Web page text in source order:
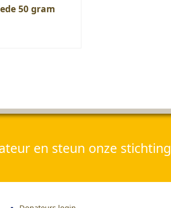
50 gram
en steun onze stichting